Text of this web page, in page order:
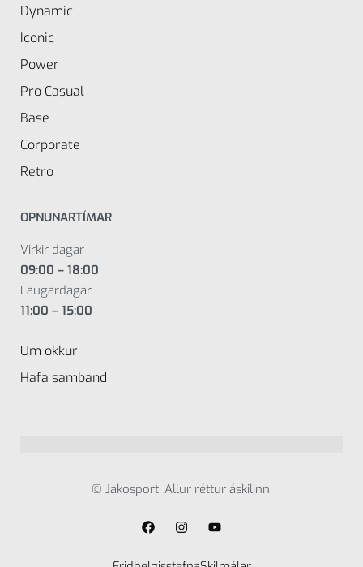
Dynamic
Iconic
Power
Pro Casual
Base
Corporate
Retro
OPNUNARTÍMAR
Virkir dagar
09:00 – 18:00
Laugardagar
11:00 – 15:00
Um okkur
Hafa samband
© Jakosport. Allur réttur áskilinn.